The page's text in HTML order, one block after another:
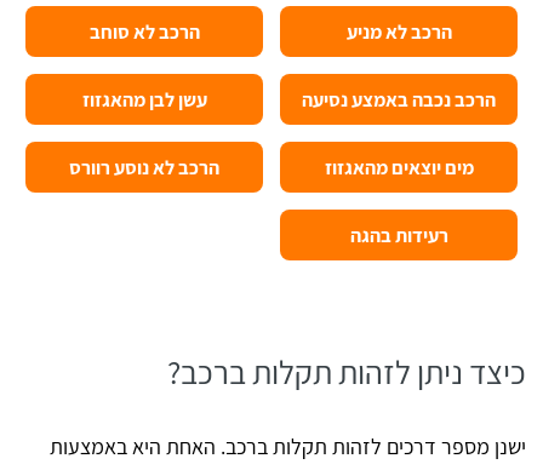
הרכב לא מניע הרכב לא סוחב
הרכב נכבה באמצע נסיעה עשן לבן מהאגזוז
מים יוצאים מהאגזוז הרכב לא נוסע רוורס
רעידות בהגה
כיצד ניתן לזהות תקלות ברכב?
ישנן מספר דרכים לזהות תקלות ברכב. האחת היא באמצעות